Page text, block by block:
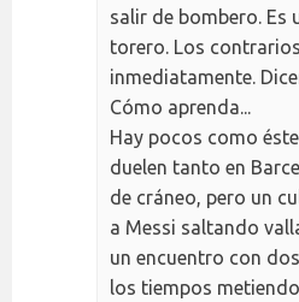
salir de bombero. Es
torero. Los
inmediatamente.
Cómo aprenda...
Hay pocos como
duelen tanto en
de cráneo, pero un
a Messi saltando
un encuentro con
los tiempos